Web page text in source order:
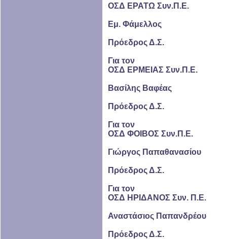
ΟΣΔ ΕΡΑΤΩ Συν.Π.Ε.
Εμ. Φάμελλος
Πρόεδρος Δ.Σ.
Για τον
ΟΣΔ ΕΡΜΕΙΑΣ Συν.Π.Ε.
Βασίλης Βαφέας
Πρόεδρος Δ.Σ.
Για τον
ΟΣΔ ΦΟΙΒΟΣ Συν.Π.Ε.
Γιώργος Παπαθανασίου
Πρόεδρος Δ.Σ.
Για τον
ΟΣΔ ΗΡΙΔΑΝΟΣ Συν. Π.Ε.
Αναστάσιος Παπανδρέου
Πρόεδρος Δ.Σ.